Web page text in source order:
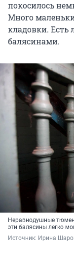
покосилось
Много
кладовки.
балясинами.
Неравнодушные
эти балясины легко
Источник: Ирина